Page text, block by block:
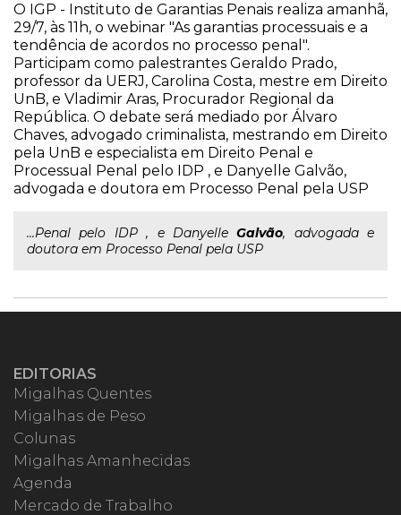
O IGP - Instituto de Garantias Penais realiza amanhã,
29/7, às 11h, o webinar "As garantias processuais e a
tendência de acordos no processo penal".
Participam como palestrantes Geraldo Prado,
professor da UERJ, Carolina Costa, mestre em Direito
UnB, e Vladimir Aras, Procurador Regional da
República. O debate será mediado por Álvaro
Chaves, advogado criminalista, mestrando em Direito
pela UnB e especialista em Direito Penal e
Processual Penal pelo IDP , e Danyelle Galvão,
advogada e doutora em Processo Penal pela USP
...Penal pelo IDP , e DanyelleGalvão, advogada e
doutora em Processo Penal pela USP
EDITORIAS
Migalhas Quentes
Migalhas de Peso
Colunas
Migalhas Amanhecidas
Agenda
Mercado de Trabalho